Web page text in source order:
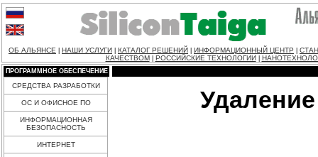
ОБ АЛЬЯНСЕ НАШИ УСЛУГИ КАТАЛОГ РЕШЕНИЙ ИНФОРМАЦИОННЫЙ ЦЕНТР
КАЧЕСТВОМ
РОССИЙСКИЕ ТЕХНОЛОГИИ
ПРОГРАММНОЕ ОБЕСПЕЧЕНИЕ
СРЕДСТВА РАЗРАБОТКИ
ОС И ОФИСНОЕ ПО
ИНФОРМАЦИОННАЯ
БЕЗОПАСНОСТЬ
ИНТЕРНЕТ